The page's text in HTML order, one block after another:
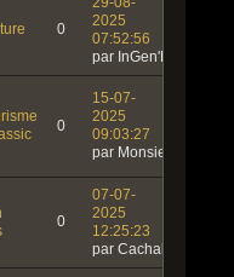
0
2025
07:52:56
par InGen'Hunter
0
15-07-
2025
09:03:27
par Monsieur ADN
0
07-07-
2025
12:25:23
par Cachalot93